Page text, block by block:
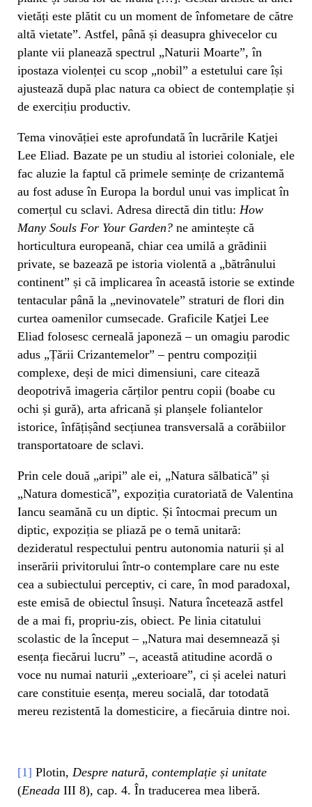
vietăți este plătit cu un moment de înfometare de către
altă vietate”. Astfel, până și deasupra ghivecelor cu
plante vii planează spectrul „Naturii Moarte”, în
ipostaza violenței cu scop „nobil” a estetului care își
ajustează după plac natura ca obiect de contemplație și
de exercițiu productiv.
Tema vinovăției este aprofundată în lucrările Katjei
Lee Eliad. Bazate pe un studiu al istoriei coloniale, ele
fac aluzie la faptul că primele semințe de crizantemă
au fost aduse în Europa la bordul unui vas implicat în
comerțul cu sclavi. Adresa directă din titlu: How
Many Souls For Your Garden? ne amintește că
horticultura europeană, chiar cea umilă a grădinii
private, se bazează pe istoria violentă a „bătrânului
continent” și că implicarea în această istorie se extinde
tentacular până la „nevinovatele” straturi de flori din
curtea oamenilor cumsecade. Graficile Katjei Lee
Eliad folosesc cerneală japoneză – un omagiu parodic
adus „Țării Crizantemelor” – pentru compoziții
complexe, deși de mici dimensiuni, care citează
deopotrivă imageria cărților pentru copii (boabe cu
ochi și gură), arta africană și planșele foliantelor
istorice, înfățișând secțiunea transversală a corăbiilor
transportatoare de sclavi.
Prin cele două „aripi” ale ei, „Natura sălbatică” și
„Natura domestică”, expoziția curatoriată de Valentina
Iancu seamănă cu un diptic. Și întocmai precum un
diptic, expoziția se pliază pe o temă unitară:
dezideratul respectului pentru autonomia naturii și al
inserării privitorului într-o contemplare care nu este
cea a subiectului perceptiv, ci care, în mod paradoxal,
este emisă de obiectul însuși. Natura încetează astfel
de a mai fi, propriu-zis, obiect. Pe linia citatului
scolastic de la început – „Natura mai desemnează și
esența fiecărui lucru” –, această atitudine acordă o
voce nu numai naturii „exterioare”, ci și acelei naturi
care constituie esența, mereu socială, dar totodată
mereu rezistentă la domesticire, a fiecăruia dintre noi.
[1] Plotin, Despre natură, contemplație și unitate
(Eneada III 8), cap. 4. În traducerea mea liberă.